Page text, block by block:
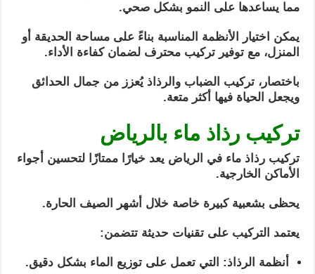
مما يساعدها على النمو بشكل صحي.
يمكن اختيار الأنظمة المناسبة بناءً على مساحة الحديقة أو
المنزل، مع توفير تركيب محترف لضمان كفاءة الأداء.
باختصار، تركيب الضباب والرذاذ يُعزز من جمال الحدائق
ويجعل الحياة فيها أكثر متعة.
تركيب رذاذ ماء بالرياض
تركيب رذاذ ماء في الرياض يعد خيارًا ممتازًا لتحسين أجواء
الأماكن الخارجية.
يحظى بشعبية كبيرة خاصة خلال أشهر الصيف الحارة.
يعتمد التركيب على تقنيات حديثة تتضمن:
أنظمة الرذاذ: التي تعمل على توزيع الماء بشكل دقيق.